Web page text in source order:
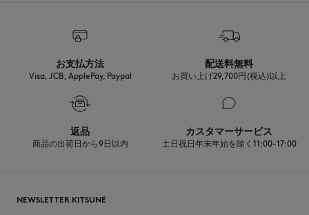
发现公平制造的可追溯性
お支払方法
Visa, JCB, ApplePay, Paypal
配送料無料
お買い上げ29,700円(税込)以上
返品
商品の出荷日から9日以内
カスタマーサービス
土日祝日年末年始を除く11:00-17:00
NEWSLETTER KITSUNÉ